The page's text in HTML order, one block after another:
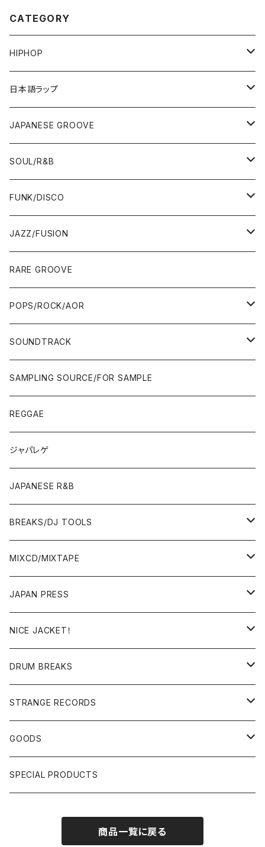
CATEGORY
HIPHOP
12"/7"
80'S OLD SCHOOL
EARLY 90'S MIDDLE〜NEW SCHOOL
JAPAN ONLY RELEASE/REMIX
LP
80'S OLD SCHOOL
EARLY 90'S MIDDLE〜NEW SCHOOL
JAPAN ONLY RELEASE/REMIX
日本語ラップ
12"/7"
80'S OLD SCHOOL〜EARLY 90'S
MID〜LATE 90'S
LP
80'S OLD SCHOOL〜EARLY 90'S
MID〜LATE 90'S
CD/TAPE
CD-R/DEMO/SAMPLE
CD ALBUM
JAPANESE GROOVE
LP
60'S/70'S
80'S
7"/12"
60'S/70'S
80'S
SOUL/R&B
LP
60'S/70'S
80'S
12"/7"
60'S/70'S
80'S
FUNK/DISCO
LP
70'S
80'S
12"/7"
70'S
80'S
JAZZ/FUSION
JAZZ
FUSION
RARE GROOVE
POPS/ROCK/AOR
POPS/S.S.W.
ROCK/AOR
SOUNDTRACK
LP
JAPANESE
OTHERS
7"/12"
JAPANESE
OTHERS
SAMPLING SOURCE/FOR SAMPLE
REGGAE
ジャパレゲ
JAPANESE R&B
BREAKS/DJ TOOLS
BREAKS/MEGAMIX/CUT UP
RE-EDIT/DJ TOOLS
MIXCD/MIXTAPE
MIXCD
日本語ラップ
JAPANESE DJ
MIXTAPE
JAPAN PRESS
LP(+ OBI)
7"/12"
NICE JACKET！
DONUTS 45
GIRLS
HIPHOP CLASSIC GALLERY
日本語ラップ CLASSIC GALLERY
DRUM BREAKS
US/UK/OTHERS
JAPANESE
STRANGE RECORDS
DRUM DRUM DRUM/KARAOKE
パチソン/AUDIO CHECK/LIBRARY
GOODS
BOOK
SPECIAL PRODUCTS
商品一覧に戻る